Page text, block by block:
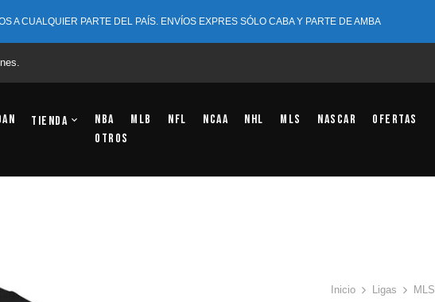
A CUALQUIER PARTE DEL PAÍS. ENVÍOS EXPRES SÓLO CABA Y PARTE DE AMBA
Tienda NBA MLB NFL NCAA NHL MLS NASCAR
Ofertas
OTROS
Inicio Ligas
MLS